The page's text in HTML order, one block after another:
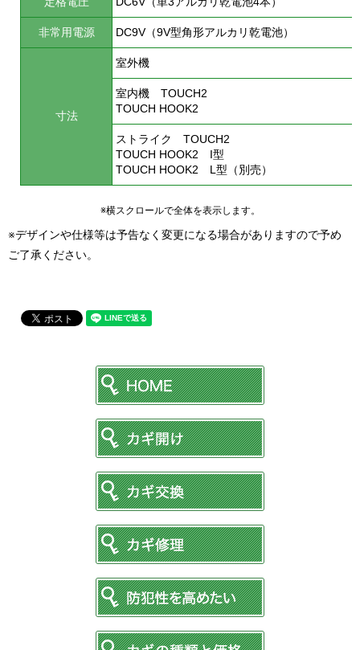
非常用電源 DC9V（9V型角形アルカリ乾電池）
寸法
室外機
室内機 TOUCH2
TOUCH HOOK2
ストライク TOUCH2
TOUCH HOOK2 I型
TOUCH HOOK2 L型（別売）
※横スクロールで全体を表示します。
※デザインや仕様等は予告なく変更になる場合がありますので予め
ご了承ください。